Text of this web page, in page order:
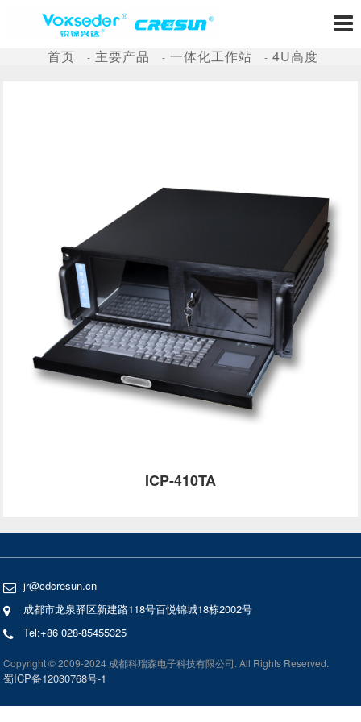
首页 主要产品 一体化工作站 4U高度
ICP-410TA
jr@cdcresun.cn
成都市龙泉驿区新建路118号百悦锦城18栋2002号
Tel:+86 028-85455325
Copyright © 2009-2024 成都科瑞森电子科技有限公司. All Rights Reserved.
蜀ICP备12030768号-1